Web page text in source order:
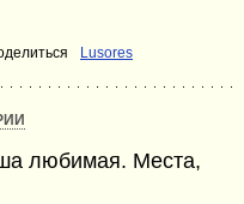
Lusores
любимая. Места,